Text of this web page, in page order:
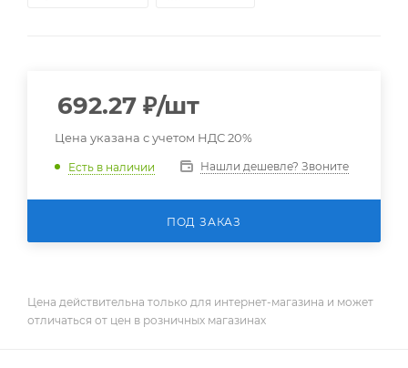
692.27 ₽/шт
Цена указана с учетом НДС 20%
Есть в наличии Нашли дешевле? Звоните
ПОД ЗАКАЗ
Цена действительна только для интернет-магазина и может
отличаться от цен в розничных магазинах